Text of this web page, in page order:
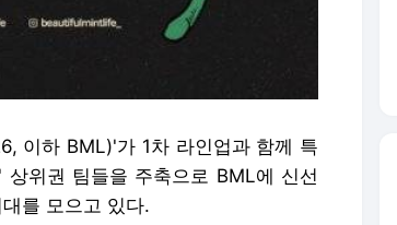
이하 BML)'가 1차 라인업과 함께 특
위권 팀들을 주축으로 BML에 신선
를 모으고 있다.